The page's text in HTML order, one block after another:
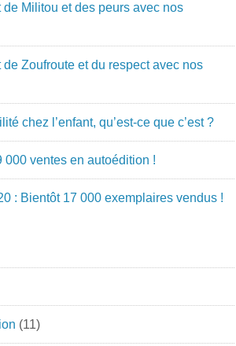
de Militou et des peurs avec nos
de Zoufroute et du respect avec nos
chez l’enfant, qu’est-ce que c’est ?
000 ventes en autoédition !
: Bientôt 17 000 exemplaires vendus !
(11)